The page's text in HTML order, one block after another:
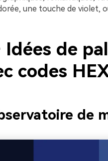
une touche de violet,
Idées de
codes
de